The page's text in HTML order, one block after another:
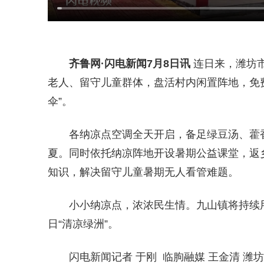
齐鲁网 ·闪电新闻7月8日讯连日来，潍坊
老人、留守儿童群体，盘活村内闲置阵地，免
伞”。
各纳凉点空调全天开启，备足绿豆汤、
夏。同时依托纳凉阵地开设暑期公益课堂，
知识，解决留守儿童暑期无人看管难题。
小小纳凉点，浓浓民生情。九山镇将持
日“清凉绿洲”。
闪电新闻记者 于刚 临朐融媒 王金清 潍